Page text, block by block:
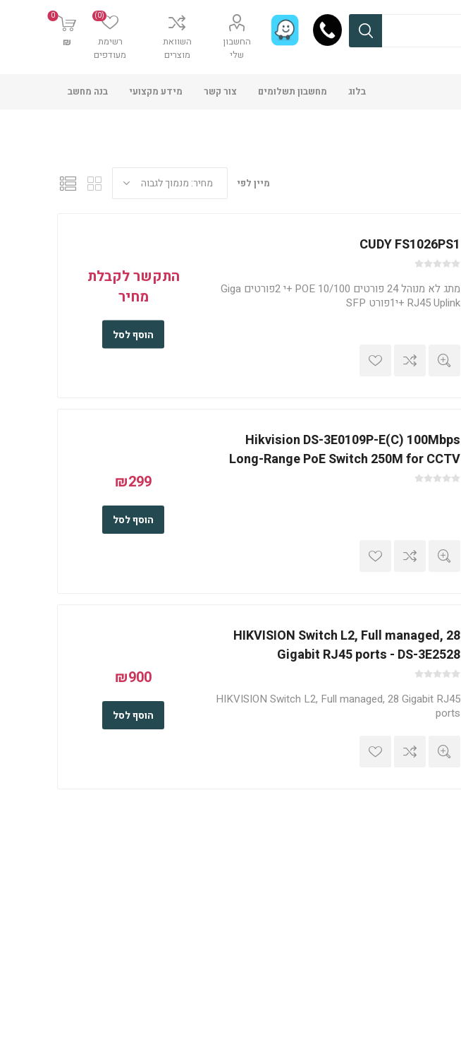
החשבון
שלי
השוואת
מוצרים
רשימת
מעודפים
(0)
0
₪
בלוג מחשבון תשלומים צור קשר מידע מקצועי בנה מחשב
מיין לפי
CUDY FS1026PS1
מתג לא מנוהל 24 פורטים POE 10/100 +י 2פורטים Giga
RJ45 Uplink +י1פורט SFP
התקשר לקבלת
מחיר
הוסף לסל
Hikvision DS-3E0109P-E(C) 100Mbps
Long-Range PoE Switch 250M for CCTV
₪299
הוסף לסל
HIKVISION Switch L2, Full managed, 28
Gigabit RJ45 ports - DS-3E2528
HIKVISION Switch L2, Full managed, 28 Gigabit RJ45
ports
₪900
הוסף לסל